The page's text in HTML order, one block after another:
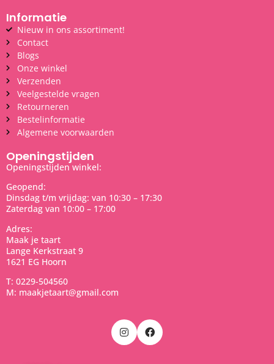
Informatie
Nieuw in ons assortiment!
Contact
Blogs
Onze winkel
Verzenden
Veelgestelde vragen
Retourneren
Bestelinformatie
Algemene voorwaarden
Openingstijden
Openingstijden winkel:
Geopend:
Dinsdag t/m vrijdag: van 10:30 – 17:30
Zaterdag van 10:00 – 17:00
Adres:
Maak je taart
Lange Kerkstraat 9
1621 EG Hoorn
T: 0229-504560
M: maakjetaart@gmail.com